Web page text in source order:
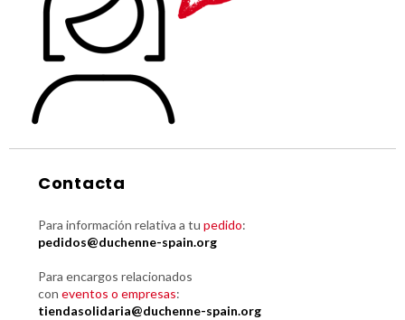
Contacta
Para información relativa a tu pedido:
pedidos@duchenne-spain.org
Para encargos relacionados
con eventos o empresas:
tiendasolidaria@duchenne-spain.org